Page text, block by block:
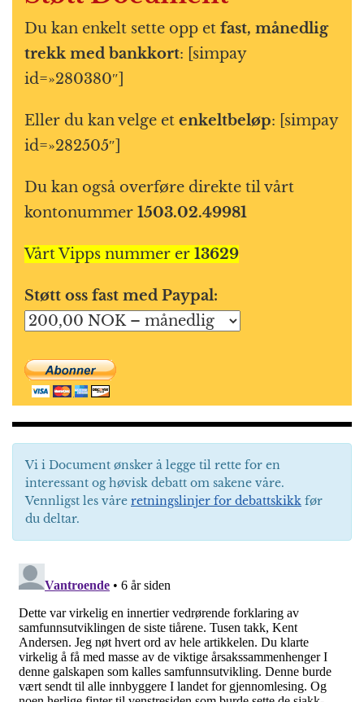
Du kan enkelt sette opp et fast, månedlig
trekk med bankkort: [simpay
id=»280380″]
Eller du kan velge et enkeltbeløp: [simpay
id=»282505″]
Du kan også overføre direkte til vårt
kontonummer 1503.02.49981
Vårt Vipps nummer er 13629
Støtt oss fast med Paypal:
Vi i Document ønsker å legge til rette for en
interessant og høvisk debatt om sakene våre.
Vennligst les våre retningslinjer for debattskikk før
du deltar.